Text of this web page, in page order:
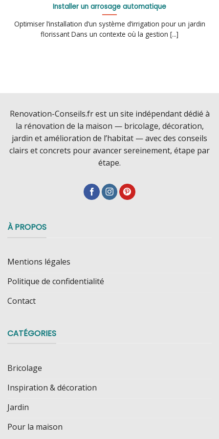
Installer un arrosage automatique
Optimiser l’installation d’un système d’irrigation pour un jardin
florissant Dans un contexte où la gestion [...]
Renovation-Conseils.fr est un site indépendant dédié à
la rénovation de la maison — bricolage, décoration,
jardin et amélioration de l’habitat — avec des conseils
clairs et concrets pour avancer sereinement, étape par
étape.
À PROPOS
Mentions légales
Politique de confidentialité
Contact
CATÉGORIES
Bricolage
Inspiration & décoration
Jardin
Pour la maison